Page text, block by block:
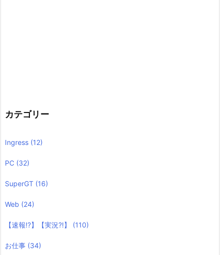
カテゴリー
Ingress (12)
PC (32)
SuperGT (16)
Web (24)
【速報!?】【実況?!】 (110)
お仕事 (34)